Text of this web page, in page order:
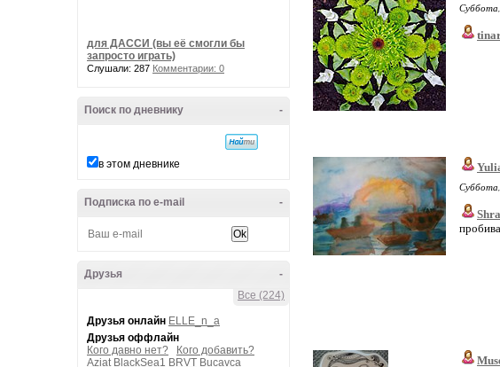
для ДАССИ (вы её смогли бы
запросто играть)
Слушали: 287 Комментарии: 0
-
Поиск по дневнику
в этом дневнике
-
Подписка по e-mail
-
Друзья
Все (224)
Друзья онлайн ELLE_n_a
Друзья оффлайн
Кого давно нет?
Кого добавить?
Aziat BlackSea1 BRVT Bucavca